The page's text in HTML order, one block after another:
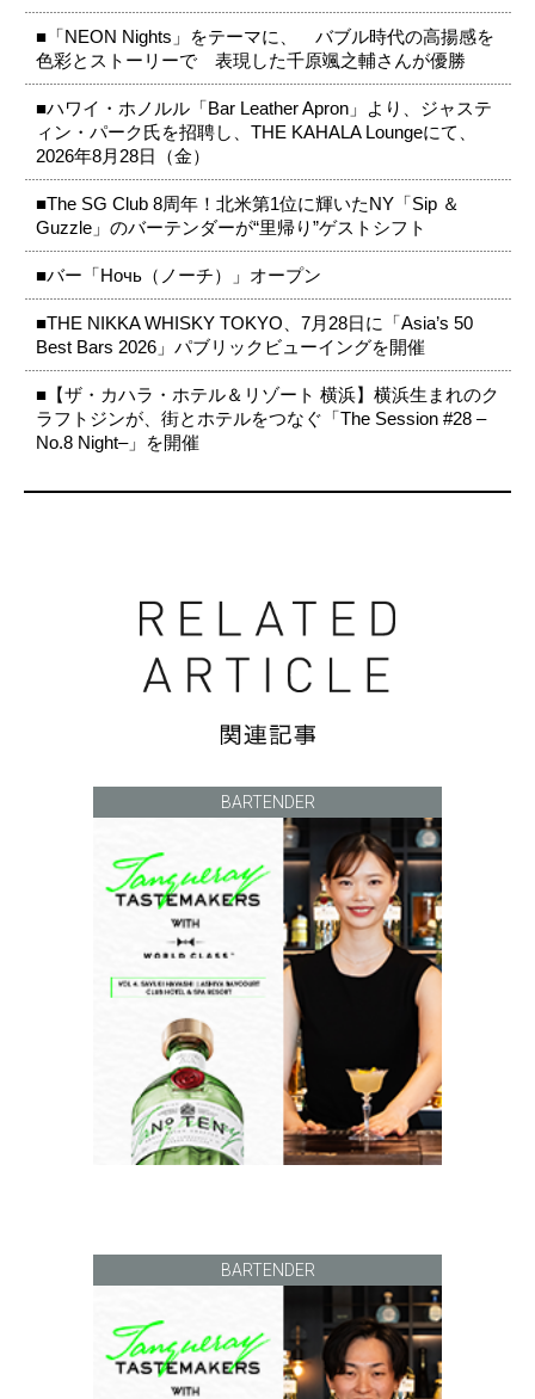
■「NEON Nights」をテーマに、 バブル時代の高揚感を
色彩とストーリーで 表現した千原颯之輔さんが優勝
■ハワイ・ホノルル「Bar Leather Apron」より、ジャステ
ィン・パーク氏を招聘し、THE KAHALA Loungeにて、
2026年8月28日（金）
■The SG Club 8周年！北米第1位に輝いたNY「Sip ＆
Guzzle」のバーテンダーが“里帰り”ゲストシフト
■バー「Ночь（ノーチ）」オープン
■THE NIKKA WHISKY TOKYO、7月28日に「Asia’s 50
Best Bars 2026」パブリックビューイングを開催
■【ザ・カハラ・ホテル＆リゾート 横浜】横浜生まれのク
ラフトジンが、街とホテルをつなぐ「The Session #28 –
No.8 Night–」を開催
BARTENDER
BARTENDER